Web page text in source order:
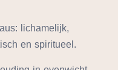
lichamelijk,
en spiritueel.